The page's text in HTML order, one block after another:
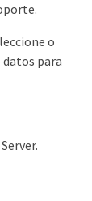
o
para